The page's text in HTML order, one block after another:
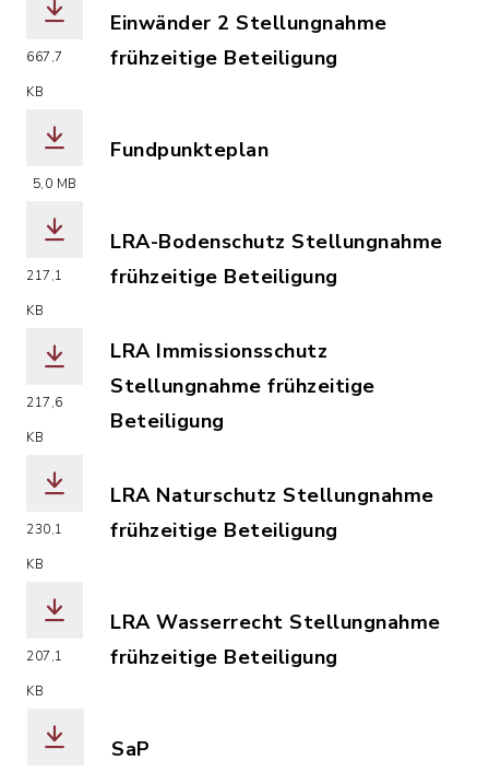
667,7
KB
Einwänder 2 Stellungnahme
frühzeitige Beteiligung
5,0 MB
Fundpunkteplan
217,1
KB
LRA-Bodenschutz Stellungnahme
frühzeitige Beteiligung
217,6
KB
LRA Immissionsschutz
Stellungnahme frühzeitige
Beteiligung
230,1
KB
LRA Naturschutz Stellungnahme
frühzeitige Beteiligung
207,1
KB
LRA Wasserrecht Stellungnahme
frühzeitige Beteiligung
SaP